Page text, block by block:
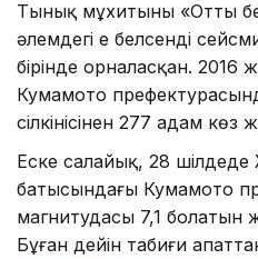
Тынық мұхитының «Отты
әлемдегі ең белсенді
бірінде орналасқан. 2016
Кумамото
сілкінісінен 277 адам көз
Еске салайық, 28 шілдеде
батысындағы Кумамото
магнитудасы 7,1 болатын
Бұған дейін табиғи